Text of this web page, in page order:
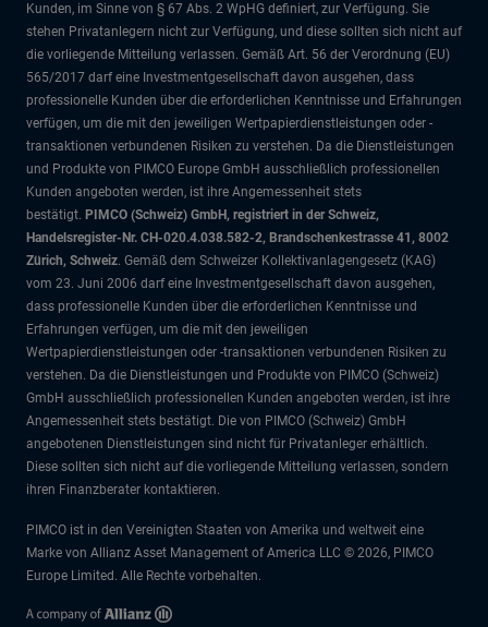
Kunden, im Sinne von § 67 Abs. 2 WpHG definiert, zur Verfügung. Sie
stehen Privatanlegern nicht zur Verfügung, und diese sollten sich nicht auf
die vorliegende Mitteilung verlassen. Gemäß Art. 56 der Verordnung (EU)
565/2017 darf eine Investmentgesellschaft davon ausgehen, dass
professionelle Kunden über die erforderlichen Kenntnisse und Erfahrungen
verfügen, um die mit den jeweiligen Wertpapierdienstleistungen oder -
transaktionen verbundenen Risiken zu verstehen. Da die Dienstleistungen
und Produkte von PIMCO Europe GmbH ausschließlich professionellen
Kunden angeboten werden, ist ihre Angemessenheit stets
bestätigt. PIMCO (Schweiz) GmbH, registriert in der Schweiz,
Handelsregister-Nr. CH-020.4.038.582-2, Brandschenkestrasse 41, 8002
Zürich, Schweiz. Gemäß dem Schweizer Kollektivanlagengesetz (KAG)
vom 23. Juni 2006 darf eine Investmentgesellschaft davon ausgehen,
dass professionelle Kunden über die erforderlichen Kenntnisse und
Erfahrungen verfügen, um die mit den jeweiligen
Wertpapierdienstleistungen oder -transaktionen verbundenen Risiken zu
verstehen. Da die Dienstleistungen und Produkte von PIMCO (Schweiz)
GmbH ausschließlich professionellen Kunden angeboten werden, ist ihre
Angemessenheit stets bestätigt. Die von PIMCO (Schweiz) GmbH
angebotenen Dienstleistungen sind nicht für Privatanleger erhältlich.
Diese sollten sich nicht auf die vorliegende Mitteilung verlassen, sondern
ihren Finanzberater kontaktieren.
PIMCO ist in den Vereinigten Staaten von Amerika und weltweit eine
Marke von Allianz Asset Management of America LLC © 2026, PIMCO
Europe Limited. Alle Rechte vorbehalten.